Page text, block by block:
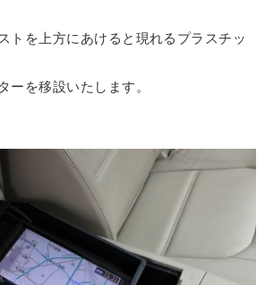
トを上方にあけると現れるプラスチッ
ーを移設いたします。